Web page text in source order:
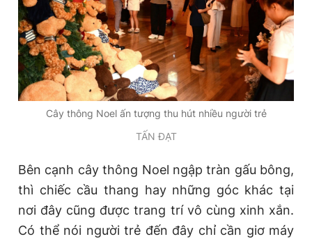
Cây thông Noel ấn tượng thu hút nhiều người trẻ
TẤN ĐẠT
Bên cạnh cây thông Noel ngập tràn gấu bông,
thì chiếc cầu thang hay những góc khác tại
nơi đây cũng được trang trí vô cùng xinh xắn.
Có thể nói người trẻ đến đây chỉ cần giơ máy